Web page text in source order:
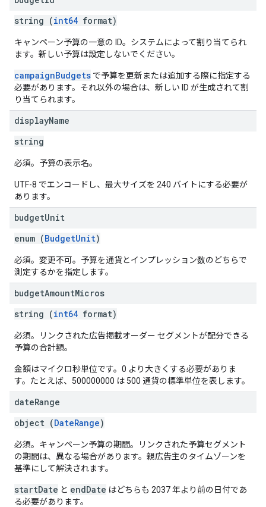
string (int64 format)
キャンペーン予算の一意の ID。システムによって割り当てられ
ます。新しい予算は設定しないでください。
campaignBudgets で予算を更新または追加する際に指定する
必要があります。それ以外の場合は、新しい ID が生成されて割
り当てられます。
displayName
string
必須。予算の表示名。
UTF-8 でエンコードし、最大サイズを 240 バイトにする必要が
あります。
budgetUnit
enum (BudgetUnit)
必須。変更不可。予算を通貨とインプレッション数のどちらで
測定するかを指定します。
budgetAmountMicros
string (int64 format)
必須。リンクされた広告掲載オーダー セグメントが配分できる
予算の合計額。
金額はマイクロ秒単位です。0 より大きくする必要がありま
す。たとえば、500000000 は 500 通貨の標準単位を表します。
dateRange
object (DateRange)
必須。キャンペーン予算の期間。リンクされた予算セグメント
の期間は、異なる場合があります。親広告主のタイムゾーンを
基準にして解決されます。
startDate と endDate はどちらも 2037 年より前の日付であ
る必要があります。